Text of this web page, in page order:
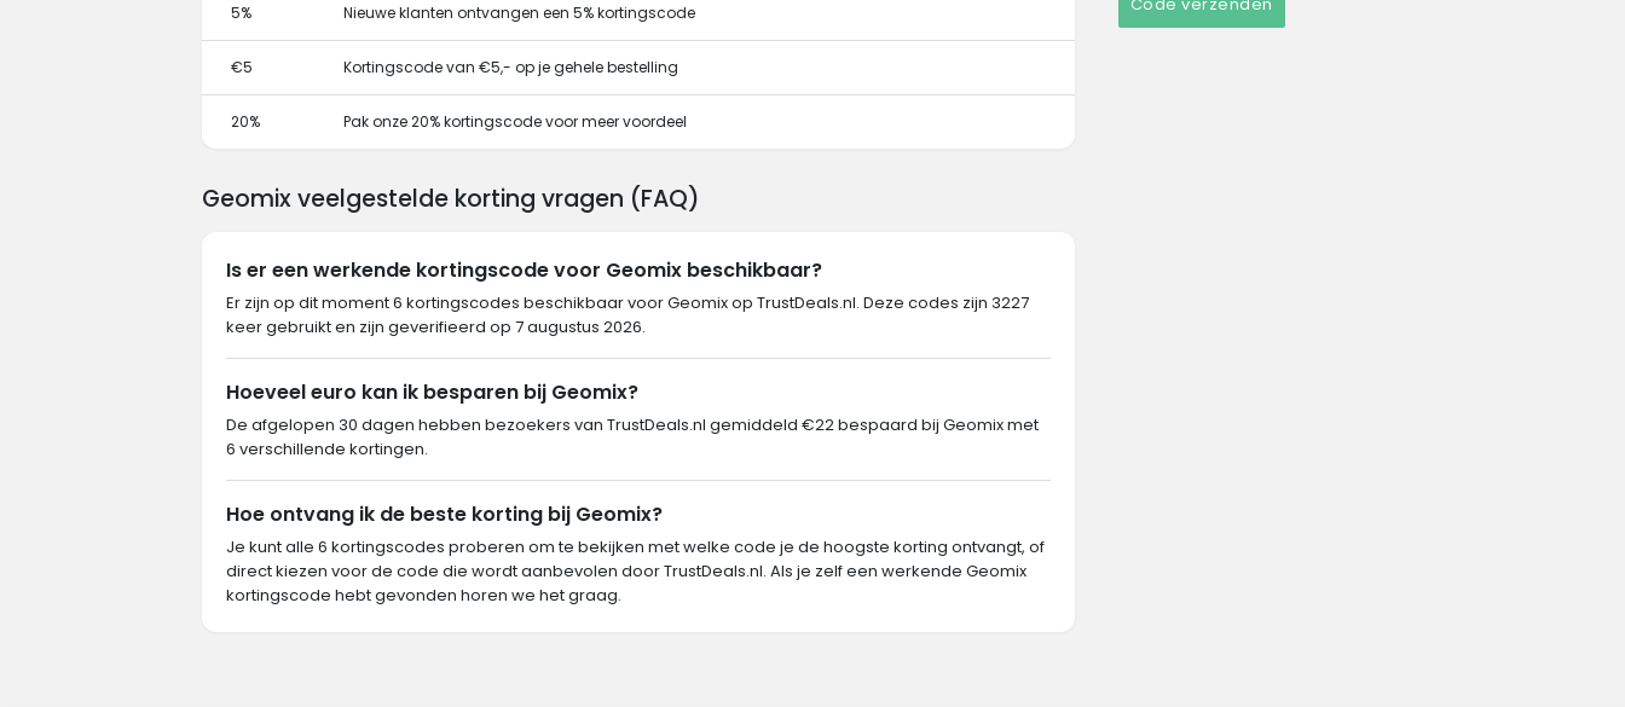
5% Nieuwe klanten ontvangen een 5% kortingscode
€5 Kortingscode van €5,- op je gehele bestelling
20% Pak onze 20% kortingscode voor meer voordeel
Geomix veelgestelde korting vragen (FAQ)
Is er een werkende kortingscode voor Geomix beschikbaar?
Er zijn op dit moment 6 kortingscodes beschikbaar voor Geomix op TrustDeals.nl. Deze codes zijn 3227
keer gebruikt en zijn geverifieerd op 7 augustus 2026.
Hoeveel euro kan ik besparen bij Geomix?
De afgelopen 30 dagen hebben bezoekers van TrustDeals.nl gemiddeld €22 bespaard bij Geomix met
6 verschillende kortingen.
Hoe ontvang ik de beste korting bij Geomix?
Je kunt alle 6 kortingscodes proberen om te bekijken met welke code je de hoogste korting ontvangt, of
direct kiezen voor de code die wordt aanbevolen door TrustDeals.nl. Als je zelf een werkende Geomix
kortingscode hebt gevonden horen we het graag.